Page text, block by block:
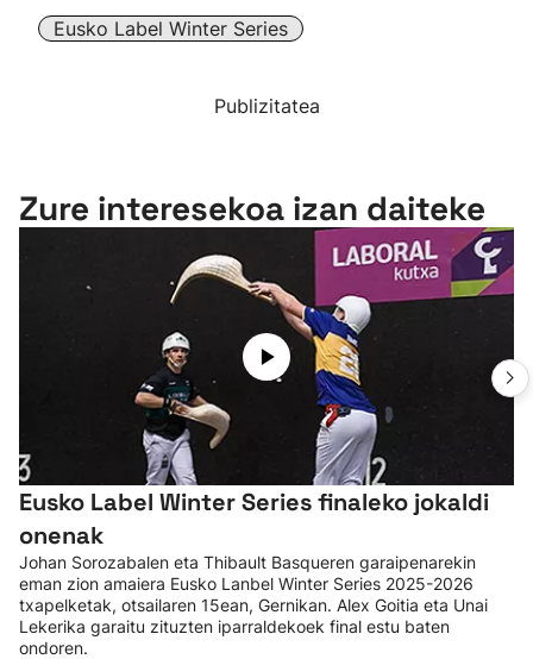
Eusko Label Winter Series
Publizitatea
Zure interesekoa izan daiteke
Eusko Label Winter Series finaleko jokaldi
onenak
Johan Sorozabalen eta Thibault Basqueren garaipenarekin
eman zion amaiera Eusko Lanbel Winter Series 2025-2026
txapelketak, otsailaren 15ean, Gernikan. Alex Goitia eta Unai
Lekerika garaitu zituzten iparraldekoek final estu baten
ondoren.